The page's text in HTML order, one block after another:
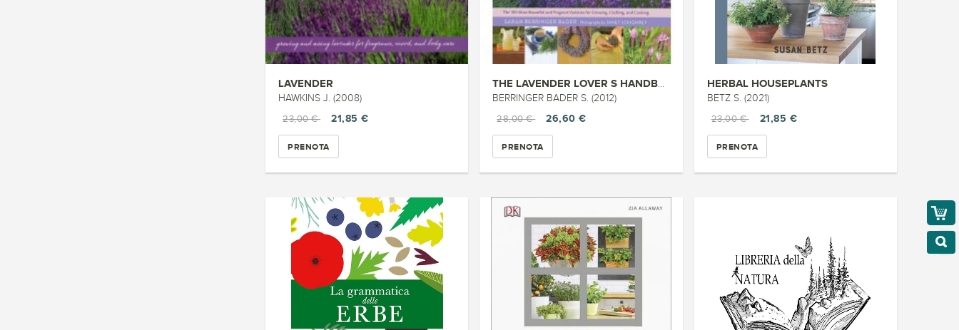
LAVENDER
HAWKINS J. (2008)
23,00 €
21,85 €
PRENOTA
THE LAVENDER LOVER S HANDBOOK
BERRINGER BADER S. (2012)
28,00 €
26,60 €
PRENOTA
HERBAL HOUSEPLANTS
BETZ S. (2021)
23,00 €
21,85 €
PRENOTA